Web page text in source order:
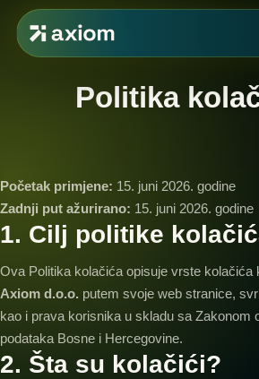
Politika
Početak primjene: 15. juni 2026. godine
Zadnji put ažurirano: 15. juni 2026. godine
1. Cilj politike
Ova Politika kolačića opisuje vrste kolačića
Axiom d.o.o. putem svoje web stranice,
kao i prava korisnika u skladu sa Zakonom
podataka Bosne i Hercegovine.
2. Šta su kolačići?